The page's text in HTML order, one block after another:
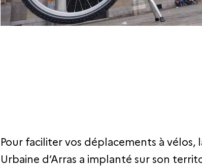
Pour faciliter vos déplacements à vélos,
Urbaine d’Arras a implanté sur son